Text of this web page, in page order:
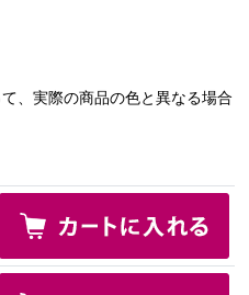
、実際の商品の色と異なる場合